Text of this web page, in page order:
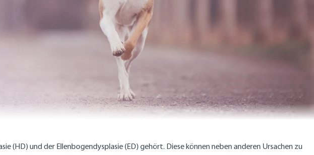
(HD) und der Ellenbogendysplasie (ED) gehört. Diese können neben anderen Ursachen zu